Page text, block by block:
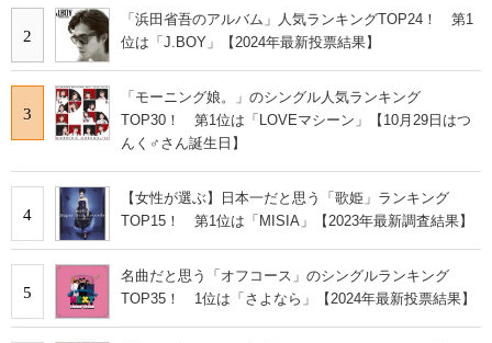
2
「浜田省吾のアルバム」人気ランキングTOP24！ 第1
位は「J.BOY」【2024年最新投票結果】
3
「モーニング娘。」のシングル人気ランキング
TOP30！ 第1位は「LOVEマシーン」【10月29日はつ
んく♂さん誕生日】
4
【女性が選ぶ】日本一だと思う「歌姫」ランキング
TOP15！ 第1位は「MISIA」【2023年最新調査結果】
5
名曲だと思う「オフコース」のシングルランキング
TOP35！ 1位は「さよなら」【2024年最新投票結果】